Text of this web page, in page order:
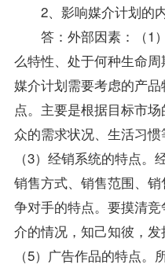
2、影响媒介计划的内
答：外部因素：（1
么特性、处于何种生命
媒介计划需要考虑的产
点。主要是根据目标市
众的需求状况、生活习
（3）经销系统的特点
销售方式、销售范围、
争对手的特点。要摸清
介的情况，知己知彼，
（5）广告作品的特点